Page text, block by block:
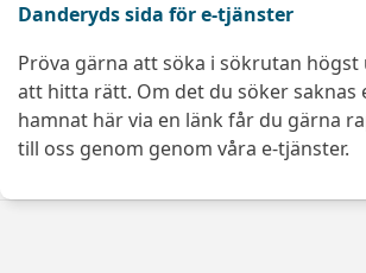
Danderyds sida för e-tjänster
Pröva gärna att söka i sökrutan
att hitta rätt. Om det du söker saknas
hamnat här via en länk får du gärna
till oss genom genom våra e-tjänster.